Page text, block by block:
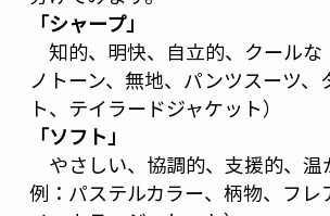
「シャープ」
知的、明快、自立的、クールな
ノトーン、無地、パンツスーツ、
ト、テイラードジャケット）
「ソフト」
やさしい、協調的、支援的、温
例：パステルカラー、柄物、フレ